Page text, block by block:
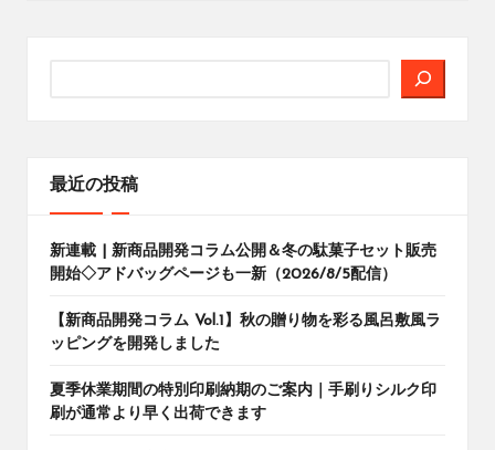
最近の投稿
新連載 | 新商品開発コラム公開＆冬の駄菓子セット販売
開始◇アドバッグページも一新（2026/8/5配信）
【新商品開発コラム Vol.1】秋の贈り物を彩る風呂敷風ラ
ッピングを開発しました
夏季休業期間の特別印刷納期のご案内｜手刷りシルク印
刷が通常より早く出荷できます